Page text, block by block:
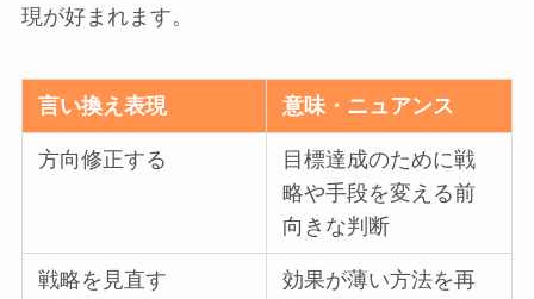
現が好まれます。
言い換え表現 意味・ニュアンス
方向修正する
目標達成のために戦
略や手段を変える前
向きな判断
戦略を見直す
効果が薄い方法を再